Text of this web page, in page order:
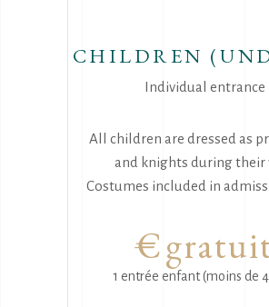
CHILDREN
Individual entrance
All children are dressed as
and knights during their
Costumes included in
€
1 entrée enfant (moins de